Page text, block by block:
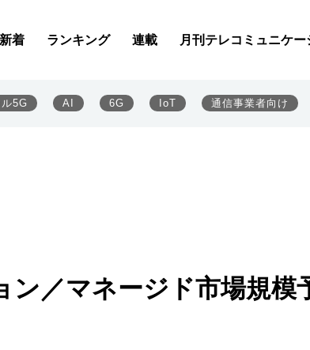
新着 ランキング 連載 月刊テレコミュニケー
5G AI 6G IoT 通信事業者向け
ン／マネージド市場規模